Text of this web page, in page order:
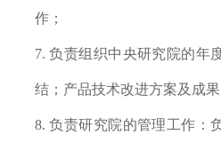
作；
7. 负责组织中央研究院的年
结；产品技术改进方案及成果
8. 负责研究院的管理工作：